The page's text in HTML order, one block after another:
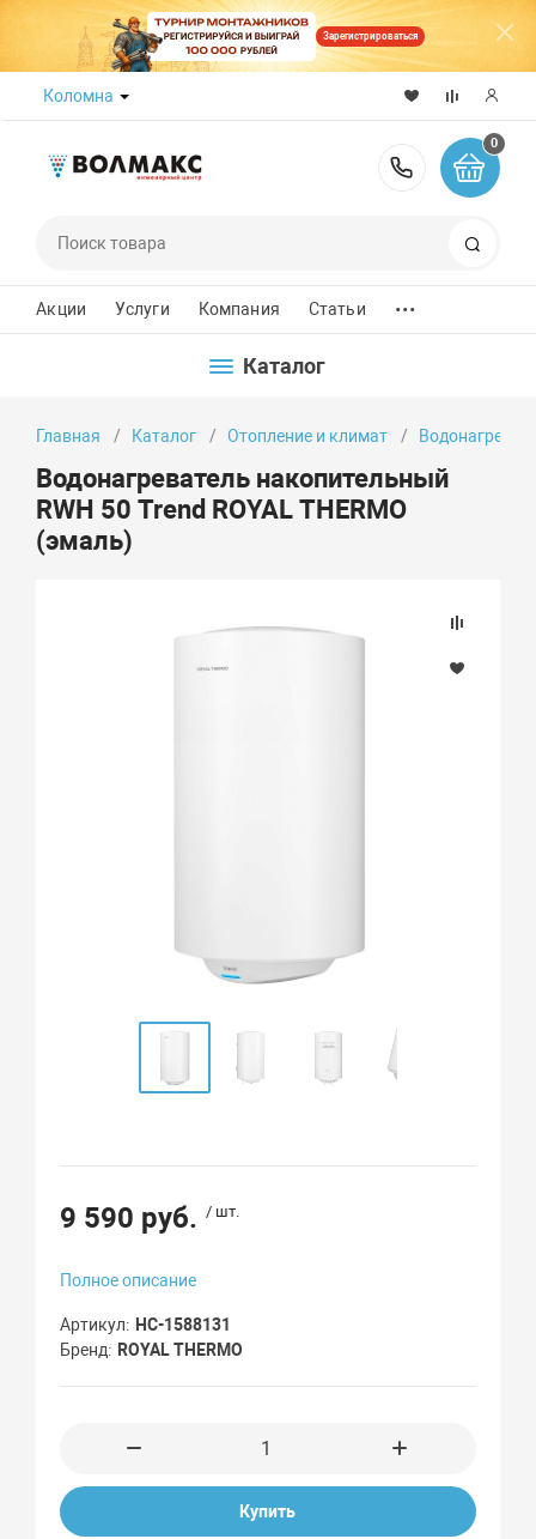
Зарегистрироваться
Коломна
8 (800)
0
Акции Услуги Компания Статьи ...
Каталог
Главная Каталог Отопление и климат
Водонагреватель накопительный
RWH 50 Trend ROYAL THERMO
(эмаль)
9 590 руб. / шт.
Полное описание
Артикул
НС-1588131
Бренд
ROYAL THERMO
Купить